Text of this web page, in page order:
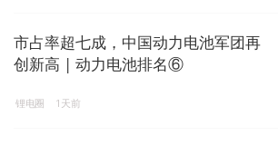
市占率超七成，中国动力电池军团再
创新高 | 动力电池排名⑥
锂电圈 1天前